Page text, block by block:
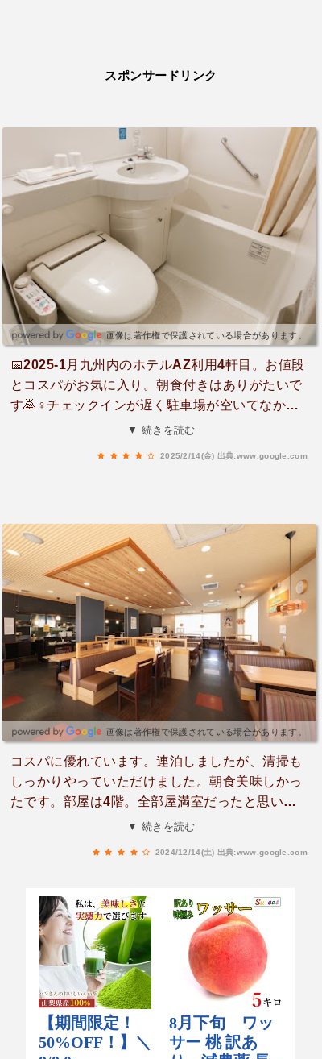
スポンサードリンク
画像は著作権で保護されている場合があります。
📅2025-1月九州内のホテルAZ利用4軒目。お値段
とコスパがお気に入り。朝食付きはありがたいで
す🙇♀️チェックインが遅く駐車場が空いてなかっ
たため、少し歩いた先の駐車場にとめる形になり
▼ 続きを読む
2025/2/14(金) 出典:www.google.com
画像は著作権で保護されている場合があります。
コスパに優れています。連泊しましたが、清掃も
しっかりやっていただけました。朝食美味しかっ
たです。部屋は4階。全部屋満室だったと思いま
すが、夜も静かで居心地が良かったです。隣に、
本）送信アンテナは廊下に沢山付いているもの
の、電波の特性で室内では弱くなる。各室内に移
設したほうが絶対に良いと思います。このコスパ
である限り、また利用します(^^)
▼ 続きを読む
2024/12/14(土) 出典:www.google.com